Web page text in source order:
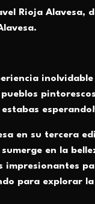
Rioja Alavesa,
esperando!
en su tercera
en la
impresionantes
para explorar